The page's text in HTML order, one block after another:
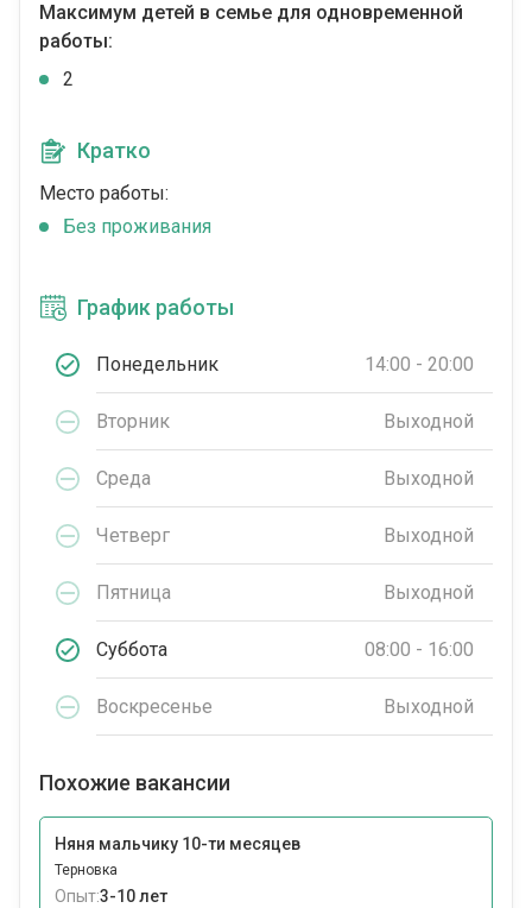
Максимум детей в семье для одновременной
работы:
2
Кратко
Место работы:
Без проживания
График работы
Понедельник 14:00 - 20:00
Вторник Выходной
Среда Выходной
Четверг Выходной
Пятница Выходной
Суббота 08:00 - 16:00
Воскресенье Выходной
Похожие вакансии
Няня мальчику 10-ти месяцев
Терновка
Опыт:3-10 лет